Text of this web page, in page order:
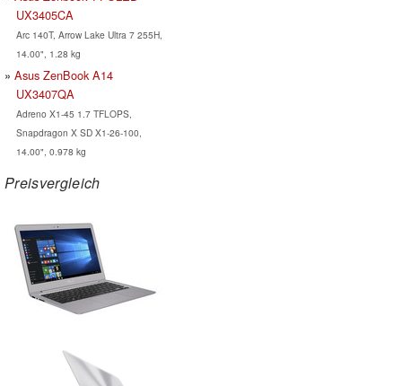
UX3405CA
Arc 140T, Arrow Lake Ultra 7 255H,
14.00", 1.28 kg
Asus ZenBook A14
UX3407QA
Adreno X1-45 1.7 TFLOPS,
Snapdragon X SD X1-26-100,
14.00", 0.978 kg
Preisvergleich